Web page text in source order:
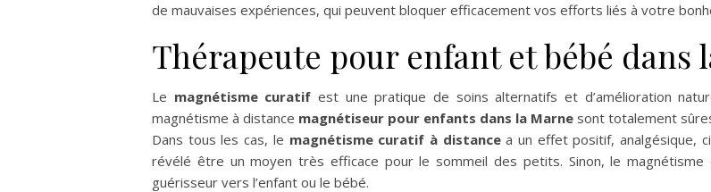
de mauvaises expériences, qui peuvent bloquer efficacement vos efforts liés à votre
Thérapeute pour enfant et bébé dans
Le magnétisme curatif est une pratique de soins alternatifs et d’amélioration
magnétisme à distance magnétiseur pour enfants dans la Marne sont totalement
Dans tous les cas, le magnétisme curatif à distancea un effet positif, analgésique,
révélé être un moyen très efficace pour le sommeil des petits. Sinon, le
guérisseur vers l’enfant ou le bébé.